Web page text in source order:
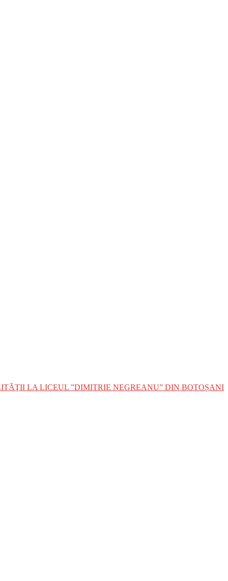
LA LICEUL ”DIMITRIE NEGREANU” DIN BOTOȘANI